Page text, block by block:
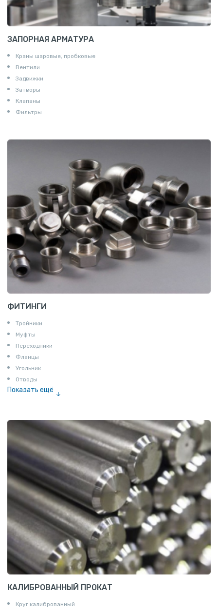
ЗАПОРНАЯ АРМАТУРА
Краны шаровые, пробковые
Вентили
Задвижки
Затворы
Клапаны
Фильтры
ФИТИНГИ
Тройники
Муфты
Переходники
Фланцы
Угольник
Отводы
Показать ещё
Соединение «американка»
Штуцеры
Сгоны
Удлинители для труб
Крестовины
Контргайки
КАЛИБРОВАННЫЙ ПРОКАТ
Круг калиброванный